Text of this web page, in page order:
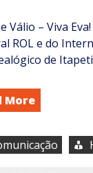
Válio – Viva
ROL e do
de
More